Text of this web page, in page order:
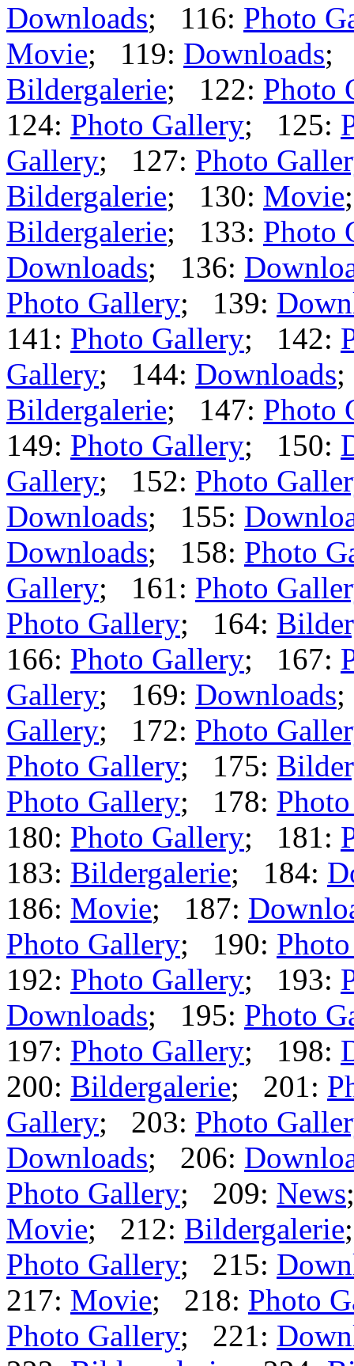
Downloads; 116: Photo
Movie; 119: Downloads;
Bildergalerie; 122: Photo
124: Photo Gallery; 125:
Gallery; 127: Photo
Bildergalerie; 130: Movie
Bildergalerie; 133: Photo
Downloads; 136:
Photo Gallery; 139:
141: Photo Gallery; 142:
Gallery; 144: Downloads
Bildergalerie; 147: Photo
149: Photo Gallery; 150:
Gallery; 152: Photo
Downloads; 155:
Downloads; 158: Photo
Gallery; 161: Photo
Photo Gallery; 164:
166: Photo Gallery; 167:
Gallery; 169: Downloads
Gallery; 172: Photo
Photo Gallery; 175:
Photo Gallery; 178:
180: Photo Gallery; 181:
183: Bildergalerie; 184:
186: Movie; 187:
Photo Gallery; 190:
192: Photo Gallery; 193:
Downloads; 195: Photo
197: Photo Gallery; 198:
200: Bildergalerie; 201:
Gallery; 203: Photo
Downloads; 206:
Photo Gallery; 209: News
Movie; 212: Bildergalerie
Photo Gallery; 215:
217: Movie; 218: Photo
Photo Gallery; 221: